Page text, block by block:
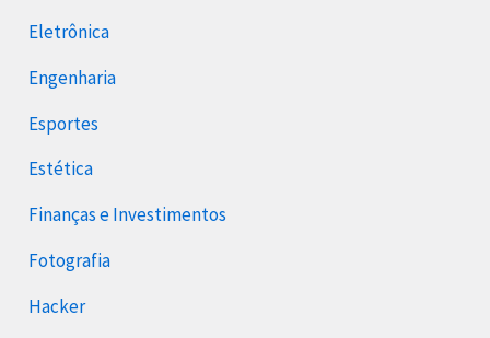
Eletrônica
Engenharia
Esportes
Estética
Finanças e Investimentos
Fotografia
Hacker